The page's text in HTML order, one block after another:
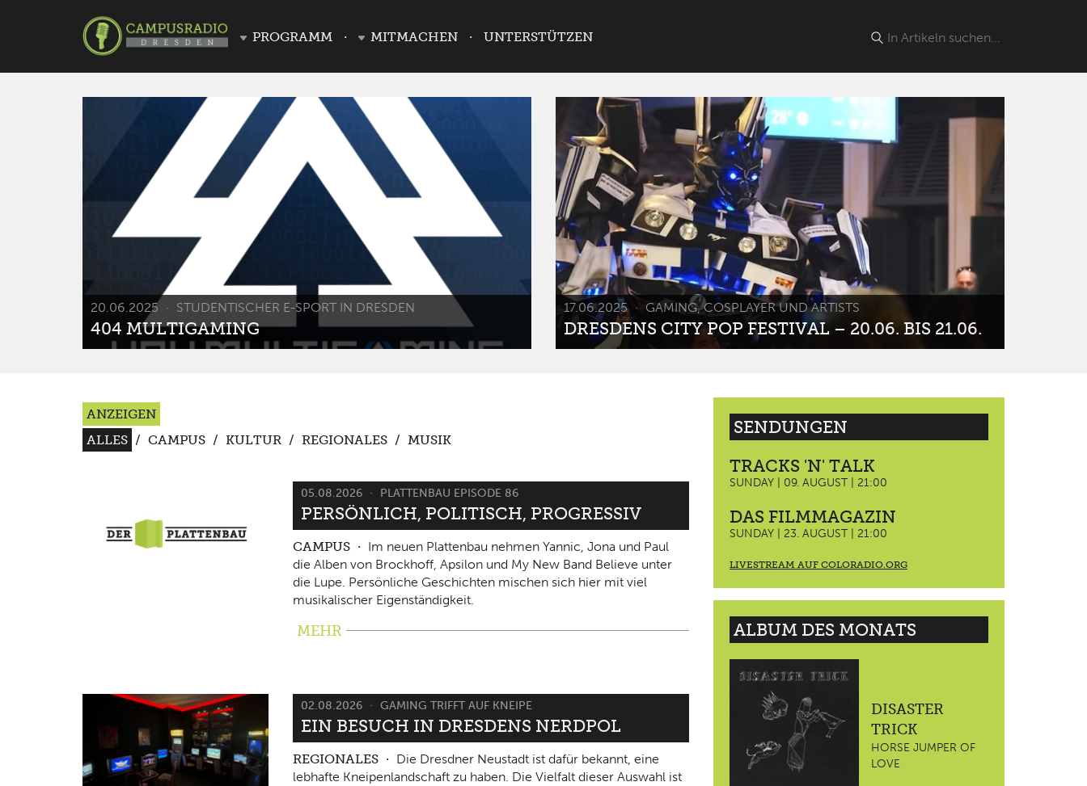
PROGRAMM MITMACHEN UNTERSTÜTZEN
20.06.2025 STUDENTISCHER E-SPORT IN DRESDEN
404 MULTIGAMING
17.06.2025 GAMING, COSPLAYER UND ARTISTS
DRESDENS CITY POP FESTIVAL – 20.06. BIS 21.06.
ANZEIGEN
ALLES / CAMPUS / KULTUR / REGIONALES / MUSIK
05.08.2026 PLATTENBAU EPISODE 86
PERSÖNLICH, POLITISCH, PROGRESSIV
CAMPUS
Im neuen Plattenbau nehmen Yannic, Jona und Paul
die Alben von Brockhoff, Apsilon und My New Band Believe unter
die Lupe. Persönliche Geschichten mischen sich hier mit viel
musikalischer Eigenständigkeit.
MEHR
02.08.2026 GAMING TRIFFT AUF KNEIPE
EIN BESUCH IN DRESDENS NERDPOL
REGIONALES
Die Dresdner Neustadt ist dafür bekannt, eine
lebhafte Kneipenlandschaft zu haben. Die Vielfalt dieser Auswahl ist
SENDUNGEN
TRACKS 'N' TALK
SUNDAY | 09. AUGUST | 21:00
DAS FILMMAGAZIN
SUNDAY | 23. AUGUST | 21:00
LIVESTREAM AUF COLORADIO.ORG
ALBUM DES MONATS
DISASTER
TRICK
HORSE JUMPER OF
LOVE